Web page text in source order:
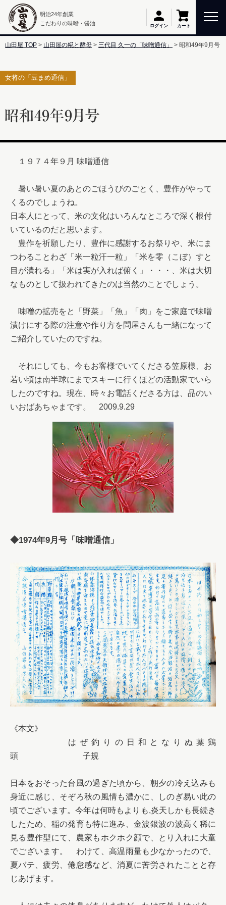
明治24年創業
こだわりの味噌・醤油
ログイン カート
山田屋 TOP 山田屋の糀と酵母 三代目 久一の「味噌通信」 昭和49年9月号
女将の「豆まめ通信」
昭和49年9月号
１９７４年９月 味噌通信
暑い暑い夏のあとのごほうびのごとく、豊作がやって
くるのでしょうね。
日本人にとって、米の文化はいろんなところで深く根付
いているのだと思います。
豊作を祈願したり、豊作に感謝するお祭りや、米にま
つわることわざ「米一粒汗一粒」「米を零（こぼ）すと
目が潰れる」「米は実が入れば俯く」・・・、米は大切
なものとして扱われてきたのは当然のことでしょう。
味噌の拡売をと「野菜」「魚」「肉」をご家庭で味噌
漬けにする際の注意や作り方を問屋さんも一緒になって
ご紹介していたのですね。
それにしても、今もお客様でいてくださる笠原様、お
若い頃は南半球にまでスキーに行くほどの活動家でいら
したのですね。現在、時々お電話くださる方は、品のい
いおばあちゃまです。　2009.9.29
◆1974年9月号「味噌通信」
《本文》
はぜ釣りの日和となりぬ葉鶏
頭　　　　　　　　子規
日本をおそった台風の過ぎた頃から、朝夕の冷え込みも
身近に感じ、そぞろ秋の風情も濃かに、しのぎ易い此の
頃でございます。今年は何時もよりも,炎天しかも長続き
したため、稲の発育も特に進み、金波銀波の波高く稀に
見る豊作型にて、農家もホクホク顔で、とり入れに大童
でございます。　わけて、高温雨量も少なかったので、
夏バテ、疲労、倦怠感など、消夏に苦労されたことと存
じあげます。